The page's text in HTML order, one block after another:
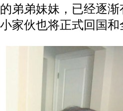
的弟弟妹妹，已经逐
小家伙也将正式回国和